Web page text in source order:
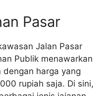
Pasar
Jalan Pasar
Publik menawarkan
harga yang
rupiah saja. Di sini,